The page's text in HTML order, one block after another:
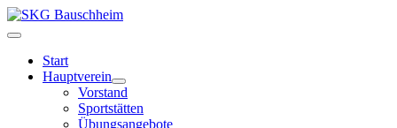
Start
Hauptverein
Vorstand
Sportstätten
Übungsangebote